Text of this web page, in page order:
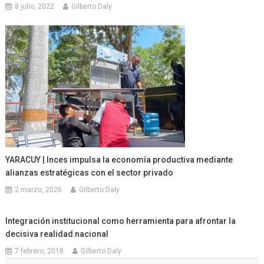
8 julio, 2022 Gilberto Daly
YARACUY | Inces impulsa la economía productiva mediante
alianzas estratégicas con el sector privado
2 marzo, 2026 Gilberto Daly
Integración institucional como herramienta para afrontar la
decisiva realidad nacional
7 febrero, 2018 Gilberto Daly